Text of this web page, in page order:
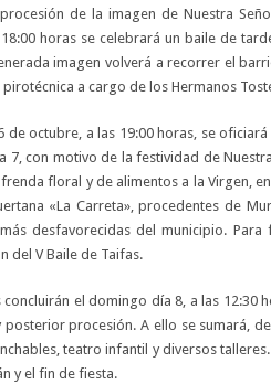
de la imagen de Nuestra
horas se celebrará un baile de
imagen volverá a recorrer el
a cargo de los Hermanos
de octubre, a las 19:00 horas, se
7, con motivo de la festividad de
floral y de alimentos a la Virgen,
«La Carreta», procedentes de
desfavorecidas del municipio.
del V Baile de Taifas.
concluirán el domingo día 8, a las 12:30
posterior procesión. A ello se sumará,
teatro infantil y diversos
y el fin de fiesta.